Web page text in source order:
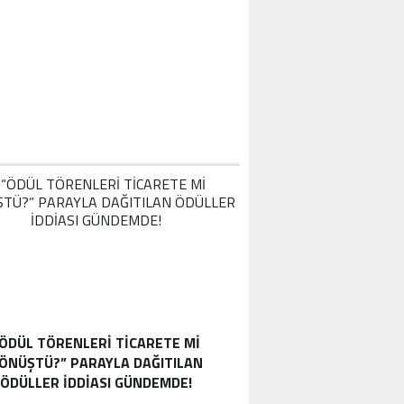
TÖRENLERİ TİCARETE Mİ
PARAYLA DAĞITILAN
ÖDÜLLER IDDIASI GÜNDEMDE!